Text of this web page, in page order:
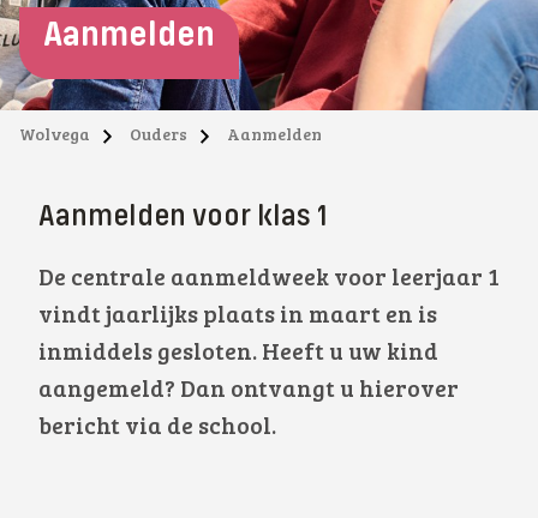
Aanmelden
Wolvega Ouders Aanmelden
Aanmelden voor klas 1
De centrale aanmeldweek voor leerjaar 1
vindt jaarlijks plaats in maart en is
inmiddels gesloten. Heeft u uw kind
aangemeld? Dan ontvangt u hierover
bericht via de school.